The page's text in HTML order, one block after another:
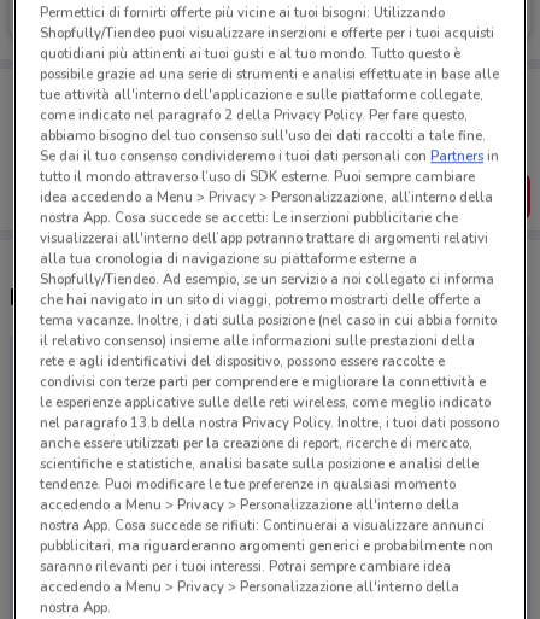
Scade il 31/08
Porta DoveConviene sempre con te!
Puoi trovare le migliori offerte dei negozi vicino a te,
salvarle e creare la tua lista del risparmio, comodamente
dal tuo cellulare.
SCARICA L’APP
Negozi Best Friend nelle vicinanze
Permettici di fornirti offerte più vicine ai tuoi bisogni: Utilizzando
Shopfully/Tiendeo puoi visualizzare inserzioni e offerte per i tuoi acquisti
quotidiani più attinenti ai tuoi gusti e al tuo mondo. Tutto questo è
possibile grazie ad una serie di strumenti e analisi effettuate in base alle
tue attività all'interno dell'applicazione e sulle piattaforme collegate,
come indicato nel paragrafo 2 della Privacy Policy. Per fare questo,
abbiamo bisogno del tuo consenso sull'uso dei dati raccolti a tale fine.
Se dai il tuo consenso condivideremo i tuoi dati personali conPartnersin
tutto il mondo attraverso l’uso di SDK esterne. Puoi sempre cambiare
idea accedendo a Menu > Privacy > Personalizzazione, all’interno della
nostra App. Cosa succede se accetti: Le inserzioni pubblicitarie che
visualizzerai all'interno dell’app potranno trattare di argomenti relativi
alla tua cronologia di navigazione su piattaforme esterne a
Shopfully/Tiendeo. Ad esempio, se un servizio a noi collegato ci informa
che hai navigato in un sito di viaggi, potremo mostrarti delle offerte a
tema vacanze. Inoltre, i dati sulla posizione (nel caso in cui abbia fornito
il relativo consenso) insieme alle informazioni sulle prestazioni della
rete e agli identificativi del dispositivo, possono essere raccolte e
condivisi con terze parti per comprendere e migliorare la connettività e
le esperienze applicative sulle delle reti wireless, come meglio indicato
nel paragrafo 13.b della nostra Privacy Policy. Inoltre, i tuoi dati possono
anche essere utilizzati per la creazione di report, ricerche di mercato,
scientifiche e statistiche, analisi basate sulla posizione e analisi delle
tendenze. Puoi modificare le tue preferenze in qualsiasi momento
accedendo a Menu > Privacy > Personalizzazione all'interno della
nostra App. Cosa succede se rifiuti: Continuerai a visualizzare annunci
pubblicitari, ma riguarderanno argomenti generici e probabilmente non
saranno rilevanti per i tuoi interessi. Potrai sempre cambiare idea
accedendo a Menu > Privacy > Personalizzazione all'interno della
nostra App.